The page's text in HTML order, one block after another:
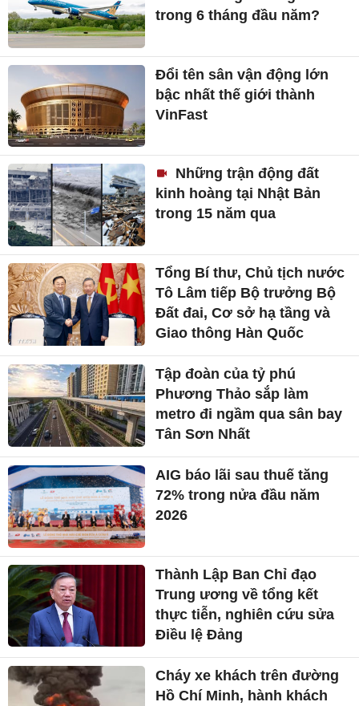
trong 6 tháng đầu năm?
Đổi tên sân vận động lớn
bậc nhất thế giới thành
VinFast
Những trận động đất
kinh hoàng tại Nhật Bản
trong 15 năm qua
Tổng Bí thư, Chủ tịch nước
Tô Lâm tiếp Bộ trưởng Bộ
Đất đai, Cơ sở hạ tầng và
Giao thông Hàn Quốc
Tập đoàn của tỷ phú
Phương Thảo sắp làm
metro đi ngầm qua sân bay
Tân Sơn Nhất
AIG báo lãi sau thuế tăng
72% trong nửa đầu năm
2026
Thành Lập Ban Chỉ đạo
Trung ương về tổng kết
thực tiễn, nghiên cứu sửa
Điều lệ Đảng
Cháy xe khách trên đường
Hồ Chí Minh, hành khách